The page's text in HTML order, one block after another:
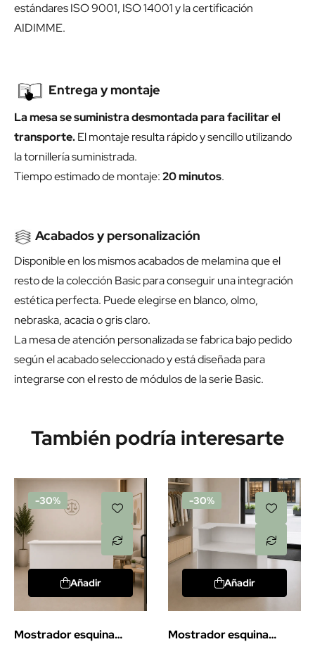
estándares ISO 9001, ISO 14001 y la certificación
AIDIMME.
Entrega y montaje
La mesa se suministra desmontada para facilitar el
transporte.El montaje resulta rápido y sencillo utilizando
la tornillería suministrada.
Tiempo estimado de montaje:20 minutos.
Acabados y personalización
Disponible en los mismos acabados de melamina que el
resto de la colección Basic para conseguir una integración
estética perfecta. Puede elegirse en blanco, olmo,
nebraska, acacia o gris claro.
La mesa de atención personalizada se fabrica bajo pedido
según el acabado seleccionado y está diseñada para
integrarse con el resto de módulos de la serie Basic.
También podría interesarte
-30%
Añadir
Mostrador esquina
-30%
Añadir
Mostrador esquina